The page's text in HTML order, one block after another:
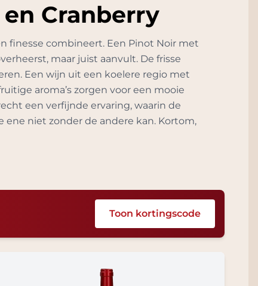
Cranberry
finesse combineert. Een Pinot Noir met
maar juist aanvult. De frisse
Een wijn uit een koelere regio met
aroma’s zorgen voor een mooie
een verfijnde ervaring, waarin de
niet zonder de andere kan. Kortom,
Toon kortingscode